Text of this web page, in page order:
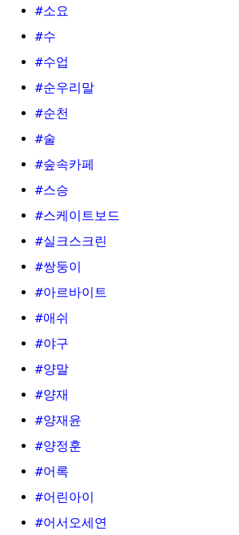
#소요
#수
#수업
#순우리말
#순천
#술
#숲속카페
#스승
#스케이트보드
#실크스크린
#쌍둥이
#아르바이트
#애쉬
#야구
#양말
#양재
#양재윤
#양정훈
#어록
#어린아이
#어서오세연